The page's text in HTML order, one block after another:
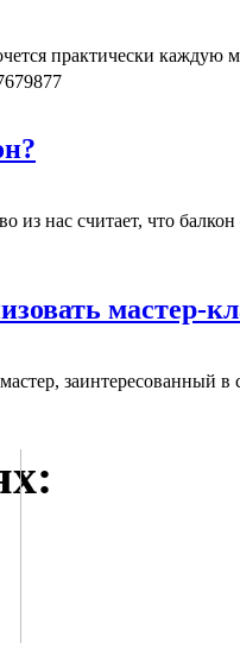
практически каждую
из нас считает, что
мастер-
заинтересованный